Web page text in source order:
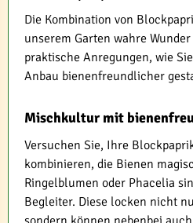
Die Kombination von
unserem Garten wahre
praktische Anregungen, wie
Anbau bienenfreundlicher
Mischkultur mit
Versuchen Sie, Ihre
kombinieren, die Bienen
Ringelblumen oder Phacelia
Begleiter. Diese locken nicht